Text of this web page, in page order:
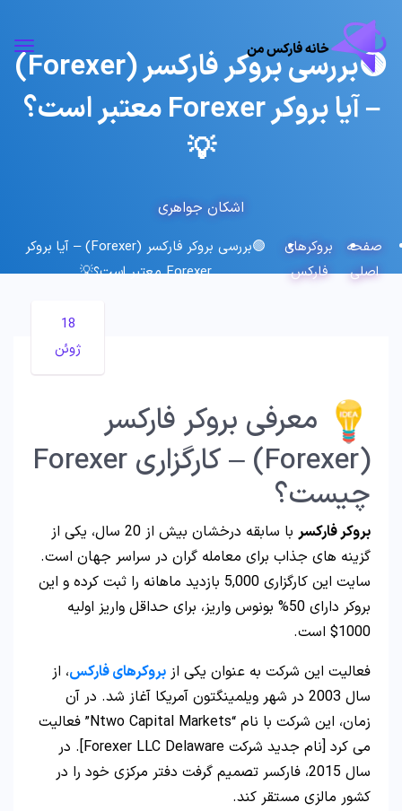
🟢بررسی بروکر فارکسر (Forexer)
– آیا بروکر Forexer معتبر است؟
💡
اشکان جواهری
صفحه
اصلی
بروکرهای
فارکس
🟢بررسی بروکر فارکسر (Forexer) – آیا بروکر
Forexer معتبر است؟💡
18
ژوئن
معرفی بروکر فارکسر
(Forexer) – کارگزاری Forexer
چیست؟
بروکر فارکسر
با سابقه درخشان بیش از 20 سال، یکی از
گزینه های جذاب برای معامله گران در سراسر جهان است.
سایت این کارگزاری 5,000 بازدید ماهانه را ثبت کرده و این
بروکر دارای 50% بونوس واریز، برای حداقل واریز اولیه
1000$ است.
فعالیت این شرکت به عنوان یکی از بروکرهای فارکس، از
سال 2003 در شهر ویلمینگتون آمریکا آغاز شد. در آن
زمان، این شرکت با نام “Ntwo Capital Markets” فعالیت
می کرد [نام جدید شرکت Forexer LLC Delaware]. در
سال 2015، فارکسر تصمیم گرفت دفتر مرکزی خود را در
کشور مالزی مستقر کند.